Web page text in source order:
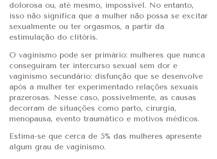
dolorosa ou, até mesmo, impossível. No entanto,
isso não significa que a mulher não possa se excitar
sexualmente ou ter orgasmos, a partir da
estimulação do clitóris.
O vaginismo pode ser primário: mulheres que nunca
conseguiram ter intercurso sexual sem dor e
vaginismo secundário: disfunção que se desenvolve
após a mulher ter experimentado relações sexuais
prazerosas. Nesse caso, possivelmente, as causas
decorram de situações como parto, cirurgia,
menopausa, evento traumático e motivos médicos.
Estima-se que cerca de 5% das mulheres apresente
algum grau de vaginismo.